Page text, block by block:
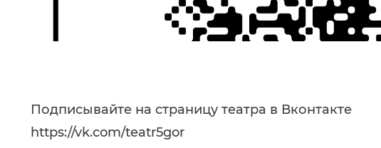
Подписывайте на страницу театра в Вконтакте
https://vk.com/teatr5gor